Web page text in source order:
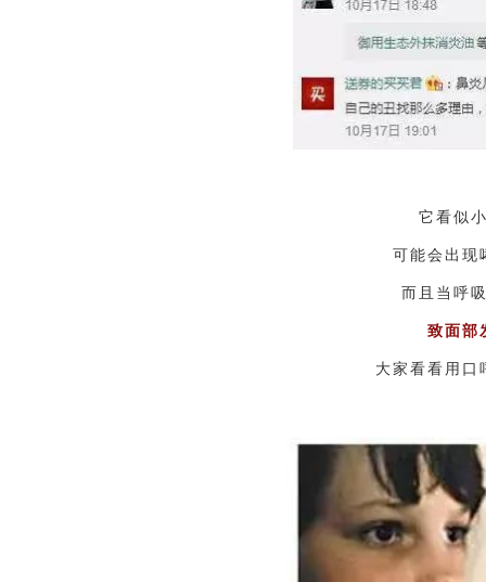
它看似
可能会出现
而且当呼
致面部
大家看看用口